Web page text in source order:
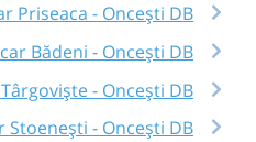
Priseaca - Oncești DB
Bădeni - Oncești DB
- Oncești DB
Stoenești - Oncești DB